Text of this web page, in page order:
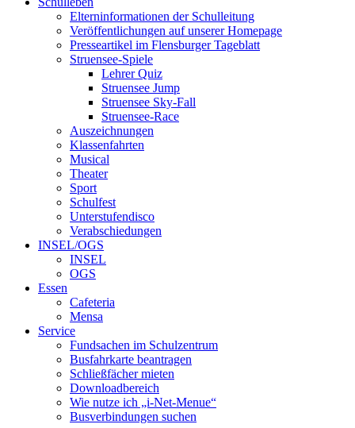
Elterninformationen der Schulleitung
Veröffentlichungen auf unserer Homepage
Presseartikel im Flensburger Tageblatt
Struensee-Spiele
Lehrer Quiz
Struensee Jump
Struensee Sky-Fall
Struensee-Race
Auszeichnungen
Klassenfahrten
Musical
Theater
Sport
Schulfest
Unterstufendisco
Verabschiedungen
INSEL/OGS
INSEL
OGS
Essen
Cafeteria
Mensa
Service
Fundsachen im Schulzentrum
Busfahrkarte beantragen
Schließfächer mieten
Downloadbereich
Wie nutze ich „i-Net-Menue“
Busverbindungen suchen